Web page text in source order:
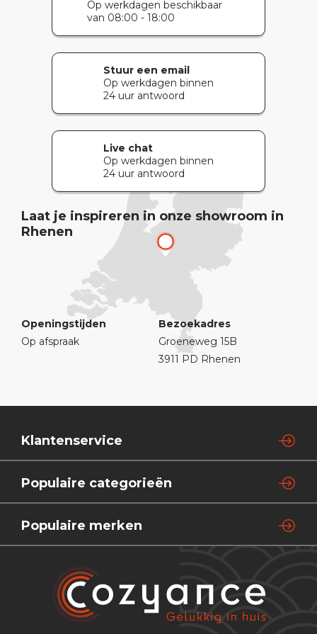
Op werkdagen beschikbaar
van 08:00 - 18:00
Stuur een email
Op werkdagen binnen
24 uur antwoord
Live chat
Op werkdagen binnen
24 uur antwoord
Laat je inspireren in onze showroom in
Rhenen
Openingstijden
Op afspraak
Bezoekadres
Groeneweg 15B
3911 PD Rhenen
Klantenservice
Populaire categorieën
Populaire merken